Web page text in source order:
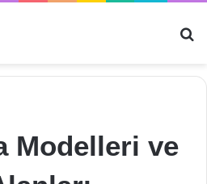
Modelleri ve